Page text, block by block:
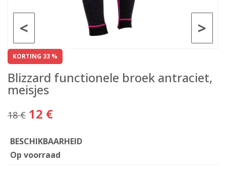
>
<
KORTING 33 %
Blizzard functionele broek antraciet,
meisjes
18 € 12 €
BESCHIKBAARHEID
Op voorraad